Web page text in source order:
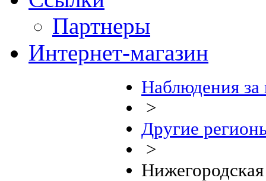
Партнеры
Интернет-магазин
Наблюдения
>
Другие
>
Нижегородская